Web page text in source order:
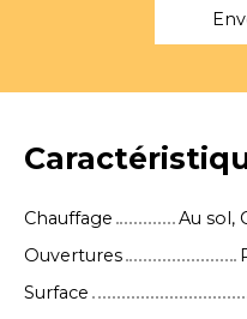
Chauffage
Au sol,
Ouvertures
Surface